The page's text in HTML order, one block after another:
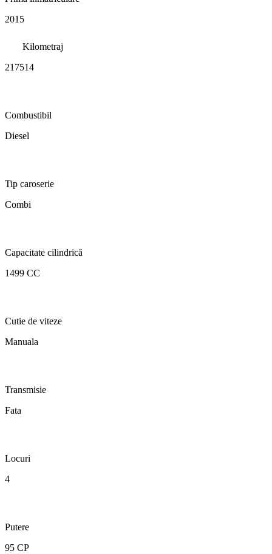
2015
Kilometraj
217514
Combustibil
Diesel
Tip caroserie
Combi
Capacitate cilindrică
1499 CC
Cutie de viteze
Manuala
Transmisie
Fata
Locuri
4
Putere
95 CP